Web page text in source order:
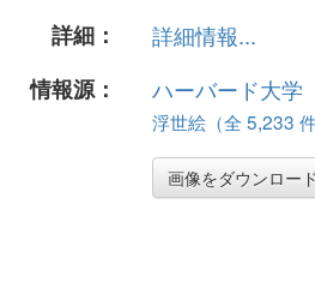
詳細：
詳細情報...
情報源：
ハーバード大学
浮世絵（全 5,233
画像をダウンロード